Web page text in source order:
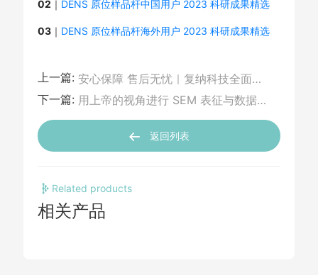
02 ｜ DENS 原位样品杆中国用户 2023 科研成果精选
03｜ DENS 原位样品杆海外用户 2023 科研成果精选
上一篇:
安心保障 售后无忧｜复纳科技全面接管 DENSsolutions 售后服务
下一篇:
用上帝的视角进行 SEM 表征与数据分析——飞纳电镜 MAPS 系统带你开启科学新视界
返回列表
Related products
相关产品